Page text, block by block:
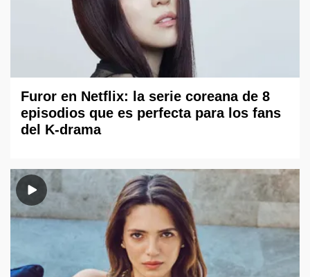
Furor en Netflix: la serie coreana de 8
episodios que es perfecta para los fans
del K-drama